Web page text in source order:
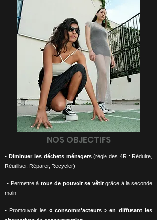
NOS OBJECTIFS
• Diminuer les déchets ménagers(règle des 4R : Réduire,
Réutiliser, Réparer, Recycler)
• Permettre à tous de pouvoir se vêtir grâce à la seconde
main
• Promouvoir les « consomm'acteurs » en diffusant les